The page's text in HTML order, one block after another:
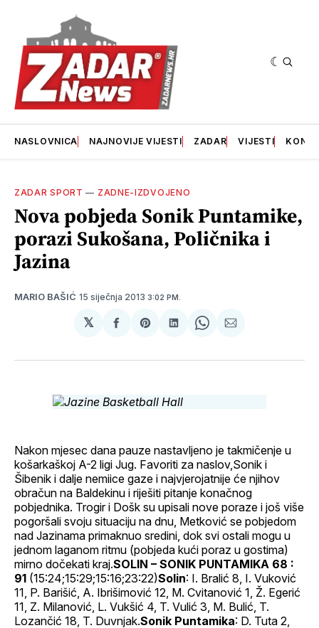
NASLOVNICA NAJNOVIJE VIJESTI ZADAR VIJESTI
ZADAR SPORT — ZADNE-IZDVOJENO
Nova pobjeda Sonik Puntamike,
porazi Sukošana, Poličnika i
Jazina
MARIO BAŠIĆ 15 siječnja 2013 3:02 PM.
𝕏
podijeliSharepodijeliSharepodijeli
Nakon mjesec dana pauze nastavljeno je takmičenje u
košarkaškoj A-2 ligi Jug. Favoriti za naslov,Sonik i
Šibenik i dalje nemiice gaze i najvjerojatnije će njihov
obračun na Baldekinu i riješiti pitanje konačnog
pobjednika. Trogir i Došk su upisali nove poraze i još više
pogoršali svoju situaciju na dnu, Metković se pobjedom
nad Jazinama primaknuo sredini, dok svi ostali mogu u
jednom laganom ritmu (pobjeda kući poraz u gostima)
mirno dočekati kraj.SOLIN – SONIK PUNTAMIKA 68 :
91 (15:24;15:29;15:16;23:22)Solin: I. Bralić 8, I. Vuković
11, P. Barišić, A. Ibrišimović 12, M. Cvitanović 1, Ž. Egerić
11, Z. Milanović, L. Vukšić 4, T. Vulić 3, M. Bulić, T.
Lozančić 18, T. Duvnjak.Sonik Puntamika: D. Tuta 2,